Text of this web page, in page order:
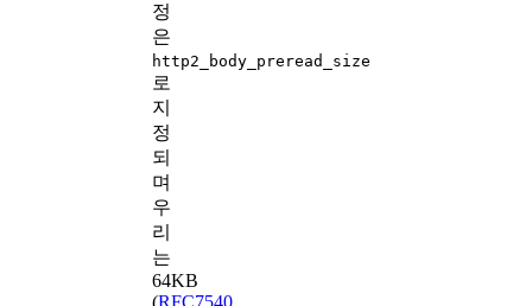
정
은
http2_body_preread_size
로
지
정
되
며
우
리
는
64KB